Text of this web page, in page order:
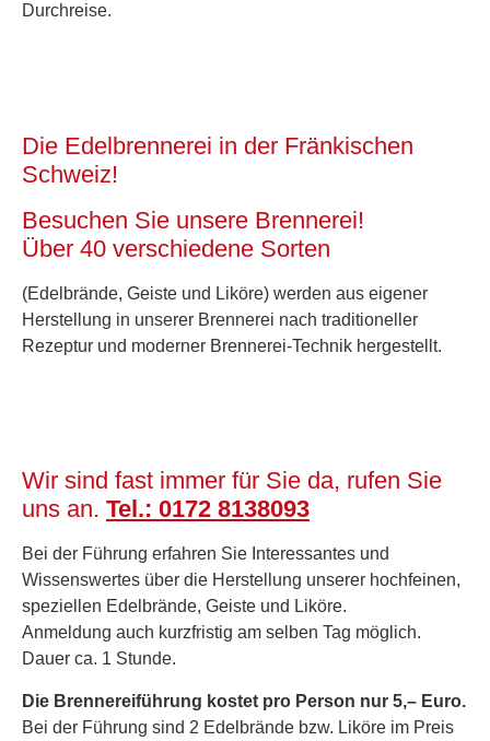
Durchreise.
Die Edelbrennerei in der Fränkischen
Schweiz!
Besuchen Sie unsere Brennerei!
Über 40 verschiedene Sorten
(Edelbrände, Geiste und Liköre) werden aus eigener
Herstellung in unserer Brennerei nach traditioneller
Rezeptur und moderner Brennerei-Technik hergestellt.
Wir sind fast immer für Sie da, rufen Sie
uns an. Tel.: 0172 8138093
Bei der Führung erfahren Sie Interessantes und
Wissenswertes über die Herstellung unserer hochfeinen,
speziellen Edelbrände, Geiste und Liköre.
Anmeldung auch kurzfristig am selben Tag möglich.
Dauer ca. 1 Stunde.
Die Brennereiführung kostet pro Person nur 5,– Euro.
Bei der Führung sind 2 Edelbrände bzw. Liköre im Preis